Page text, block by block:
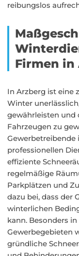
reibungslos
Firmen in
In Arzberg ist eine
Winter
gewährleisten und
Fahrzeugen zu
Gewerbetreibende
professionellen
effiziente
regelmäßige
Parkplätzen und
dazu bei, dass der
winterlichen
kann. Besonders
Gewerbegebieten
gründliche